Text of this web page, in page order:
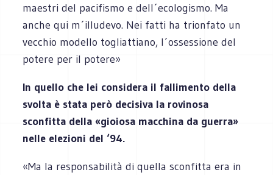
maestri del pacifismo e dell´ecologismo. Ma
anche qui m´illudevo. Nei fatti ha trionfato un
vecchio modello togliattiano, l´ossessione del
potere per il potere»
In quello che lei considera il fallimento della
svolta è stata però decisiva la rovinosa
sconfitta della «gioiosa macchina da guerra»
nelle elezioni del ‘94.
«Ma la responsabilità di quella sconfitta era in